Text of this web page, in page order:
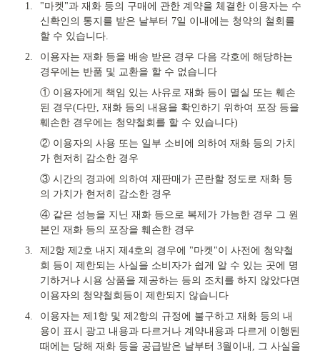
1.
"마켓"과 재화 등의 구매에 관한 계약을 체결한 이용자는 수
신확인의 통지를 받은 날부터 7일 이내에는 청약의 철회를
할 수 있습니다.
2.
이용자는 재화 등을 배송 받은 경우 다음 각호에 해당하는
경우에는 반품 및 교환을 할 수 없습니다
① 이용자에게 책임 있는 사유로 재화 등이 멸실 또는 훼손
된 경우(다만, 재화 등의 내용을 확인하기 위하여 포장 등을
훼손한 경우에는 청약철회를 할 수 있습니다)
② 이용자의 사용 또는 일부 소비에 의하여 재화 등의 가치
가 현저히 감소한 경우
③ 시간의 경과에 의하여 재판매가 곤란할 정도로 재화 등
의 가치가 현저히 감소한 경우
④ 같은 성능을 지닌 재화 등으로 복제가 가능한 경우 그 원
본인 재화 등의 포장을 훼손한 경우
3.
제2항 제2호 내지 제4호의 경우에 "마켓"이 사전에 청약철
회 등이 제한되는 사실을 소비자가 쉽게 알 수 있는 곳에 명
기하거나 시용 상품을 제공하는 등의 조치를 하지 않았다면
이용자의 청약철회등이 제한되지 않습니다
4.
이용자는 제1항 및 제2항의 규정에 불구하고 재화 등의 내
용이 표시 광고 내용과 다르거나 계약내용과 다르게 이행된
때에는 당해 재화 등을 공급받은 날부터 3월이내, 그 사실을